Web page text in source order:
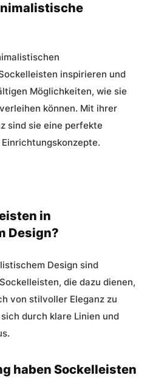
inspirieren und
Möglichkeiten, wie sie
können. Mit ihrer
sind sie eine perfekte
in
Design?
Design sind
die dazu dienen,
von stilvoller Eleganz zu
durch klare Linien und
haben Sockelleisten